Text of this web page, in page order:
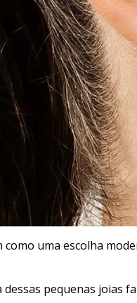
como uma escolha
dessas pequenas joias